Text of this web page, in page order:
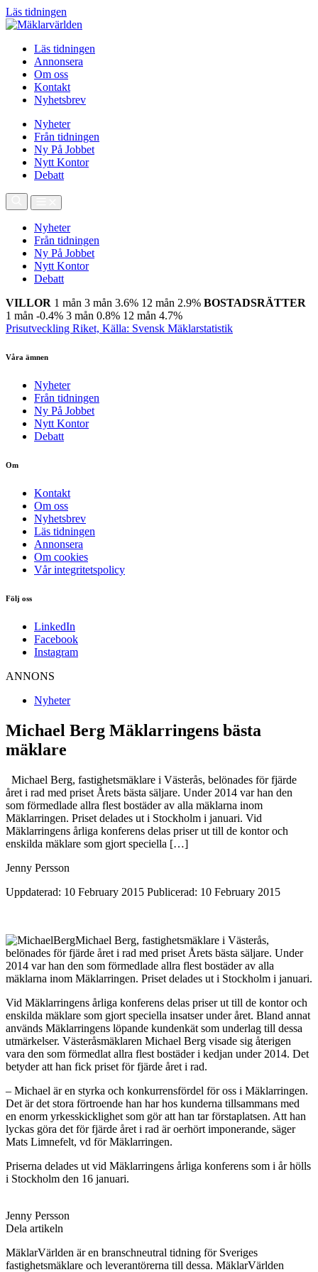
Läs tidningen
Läs tidningen
Annonsera
Om oss
Kontakt
Nyhetsbrev
Nyheter
Från tidningen
Ny På Jobbet
Nytt Kontor
Debatt
Nyheter
Från tidningen
Ny På Jobbet
Nytt Kontor
Debatt
VILLOR 1 mån 3 mån 3.6% 12 mån 2.9% BOSTADSRÄTTER
1 mån -0.4% 3 mån 0.8% 12 mån 4.7%
Prisutveckling Riket, Källa: Svensk Mäklarstatistik
Våra ämnen
Nyheter
Från tidningen
Ny På Jobbet
Nytt Kontor
Debatt
Om
Kontakt
Om oss
Nyhetsbrev
Läs tidningen
Annonsera
Om cookies
Vår integritetspolicy
Följ oss
LinkedIn
Facebook
Instagram
ANNONS
Nyheter
Michael Berg Mäklarringens bästa
mäklare
Michael Berg, fastighetsmäklare i Västerås, belönades för fjärde
året i rad med priset Årets bästa säljare. Under 2014 var han den
som förmedlade allra flest bostäder av alla mäklarna inom
Mäklarringen. Priset delades ut i Stockholm i januari. Vid
Mäklarringens årliga konferens delas priser ut till de kontor och
enskilda mäklare som gjort speciella […]
Jenny Persson
Uppdaterad: 10 February 2015 Publicerad: 10 February 2015
Michael Berg, fastighetsmäklare i Västerås,
belönades för fjärde året i rad med priset Årets bästa säljare. Under
2014 var han den som förmedlade allra flest bostäder av alla
mäklarna inom Mäklarringen. Priset delades ut i Stockholm i januari.
Vid Mäklarringens årliga konferens delas priser ut till de kontor och
enskilda mäklare som gjort speciella insatser under året. Bland annat
används Mäklarringens löpande kundenkät som underlag till dessa
utmärkelser. Västeråsmäklaren Michael Berg visade sig återigen
vara den som förmedlat allra flest bostäder i kedjan under 2014. Det
betyder att han fick priset för fjärde året i rad.
– Michael är en styrka och konkurrensfördel för oss i Mäklarringen.
Det är det stora förtroende han har hos kunderna tillsammans med
en enorm yrkesskicklighet som gör att han tar förstaplatsen. Att han
lyckas göra det för fjärde året i rad är oerhört imponerande, säger
Mats Limnefelt, vd för Mäklarringen.
Priserna delades ut vid Mäklarringens årliga konferens som i år hölls
i Stockholm den 16 januari.
Jenny Persson
Dela artikeln
MäklarVärlden är en branschneutral tidning för Sveriges
fastighetsmäklare och leverantörerna till dessa. MäklarVärlden